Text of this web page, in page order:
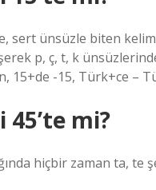
sert ünsüzle biten
p, ç, t, k
15+de -15, Türk+ce –
45’te mi?
hiçbir zaman ta, te